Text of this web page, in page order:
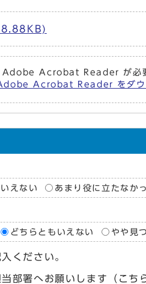
Adobe Acrobat Reader が必要
Acrobat Reader をダウン
えない あまり役に立たなか
どちらともいえない やや見
ください。
部署へお願いします（こち